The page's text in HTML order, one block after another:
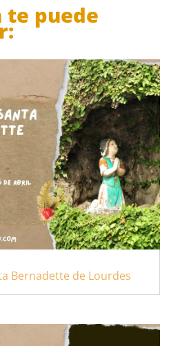
te puede
Bernadette de Lourdes